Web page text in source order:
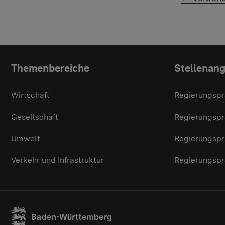
Themenübersicht
Themenbereiche
Wirtschaft
Gesellschaft
Umwelt
Verkehr und Infrastruktur